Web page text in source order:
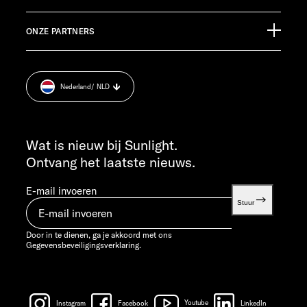
KLANTENSERVICE
service@service.sunlight.de
MA T/M DO 7:30 - 12:00 UUR EN 13:00 - 16:00 UUR
VR 7:30 - 12:00 UUR
info@sunlight.de
Afdruk.
Cookie Consent
Informatie over het gewicht.
ONZE PARTNERS
Wat is nieuw bij Sunlight.
Ontvang het laatste nieuws.
E-mail invoeren
Stuur
Door in te dienen, ga je akkoord met ons
Gegevensbeveiligingsverklaring.
Instagram Facebook Youtube LinkedIn
Nederland / NLD